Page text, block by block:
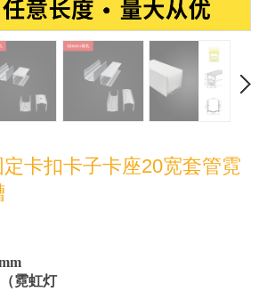
卡扣卡子卡座20宽套管霓
（霓虹灯